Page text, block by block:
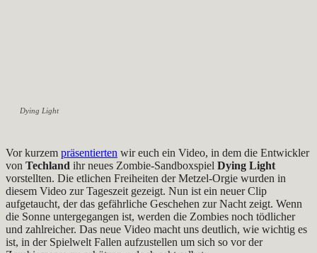
Dying Light
Vor kurzem präsentierten wir euch ein Video, in dem die Entwickler
von Techland ihr neues Zombie-Sandboxspiel Dying Light
vorstellten. Die etlichen Freiheiten der Metzel-Orgie wurden in
diesem Video zur Tageszeit gezeigt. Nun ist ein neuer Clip
aufgetaucht, der das gefährliche Geschehen zur Nacht zeigt. Wenn
die Sonne untergegangen ist, werden die Zombies noch tödlicher
und zahlreicher. Das neue Video macht uns deutlich, wie wichtig es
ist, in der Spielwelt Fallen aufzustellen um sich so vor der